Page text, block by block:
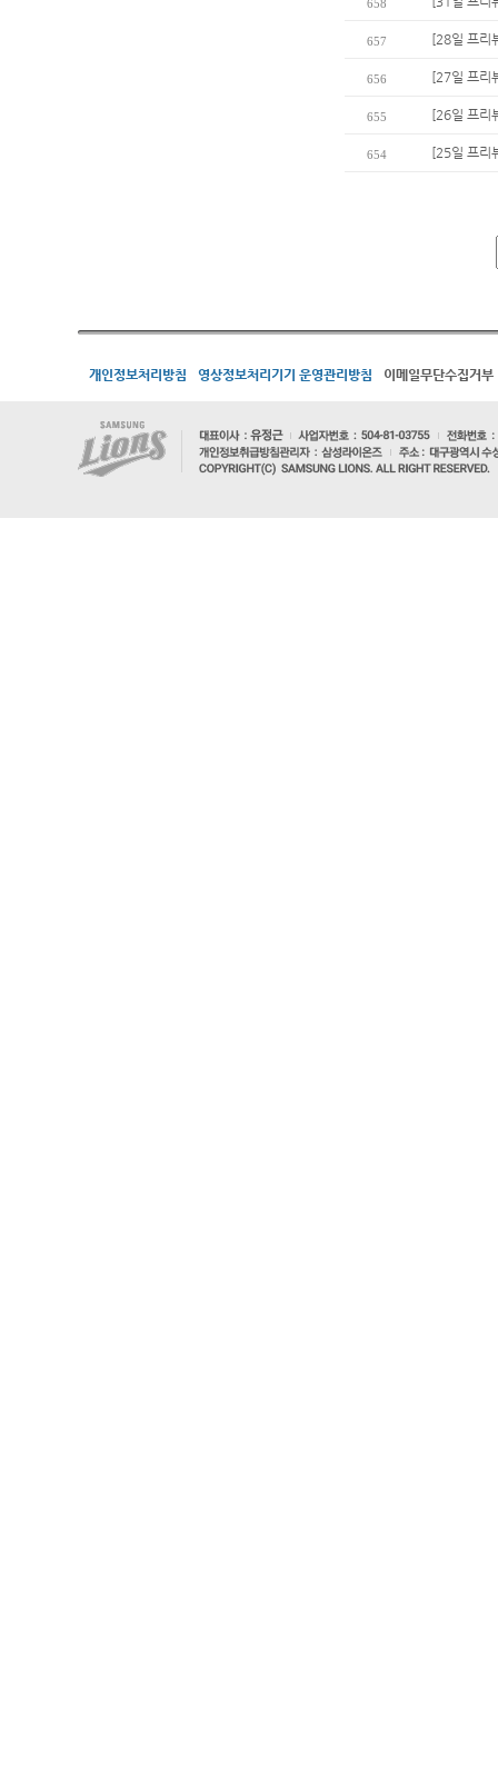
658
657 [28일 프리
656 [27일 프리
655 [26일 프리
654 [25일 프리
개인정보처리방침 영상정보처리기기 운영관리방침 이메일무단수집거부